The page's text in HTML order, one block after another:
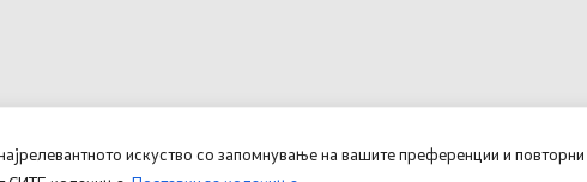
искуство со запомнување на вашите преференции и повторни
Министерство